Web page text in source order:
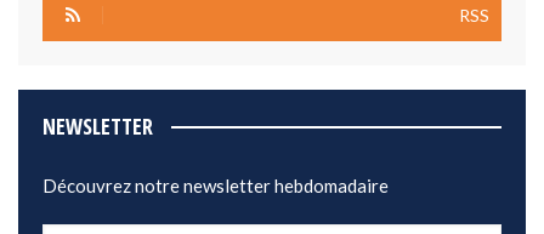
RSS
NEWSLETTER
Découvrez notre newsletter hebdomadaire